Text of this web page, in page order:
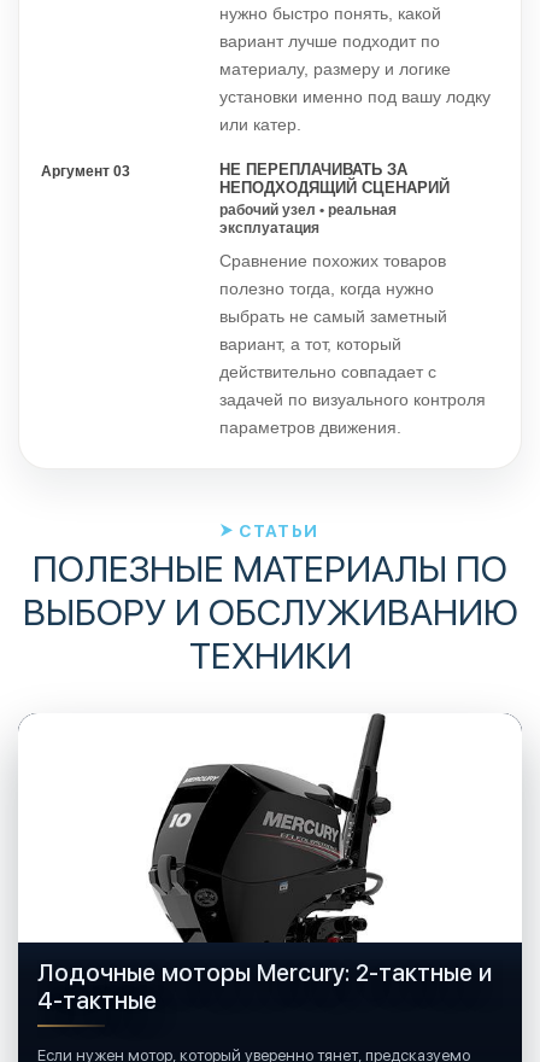
нужно быстро понять, какой
вариант лучше подходит по
материалу, размеру и логике
установки именно под вашу лодку
или катер.
Аргумент 03
НЕ ПЕРЕПЛАЧИВАТЬ ЗА
НЕПОДХОДЯЩИЙ СЦЕНАРИЙ
рабочий узел • реальная
эксплуатация
Сравнение похожих товаров
полезно тогда, когда нужно
выбрать не самый заметный
вариант, а тот, который
действительно совпадает с
задачей по визуального контроля
параметров движения.
СТАТЬИ
ПОЛЕЗНЫЕ МАТЕРИАЛЫ ПО
ВЫБОРУ И ОБСЛУЖИВАНИЮ
ТЕХНИКИ
Лодочные моторы Mercury: 2-тактные и
4-тактные
Если нужен мотор, который уверенно тянет, предсказуемо